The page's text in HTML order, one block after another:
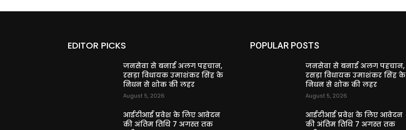
EDITOR PICKS
जनसेवा से बनाई अलग पहचान,
रसड़ा विधायक उमाशंकर सिंह के
निधन से शोक की लहर
August 5, 2026
आईटीआई प्रवेश के लिए आवेदन
की अंतिम तिथि 7 अगस्त तक
POPULAR POSTS
जनसेवा से बनाई अलग पहचान,
रसड़ा विधायक उमाशंकर सिंह के
निधन से शोक की लहर
August 5, 2026
आईटीआई प्रवेश के लिए आवेदन
की अंतिम तिथि 7 अगस्त तक